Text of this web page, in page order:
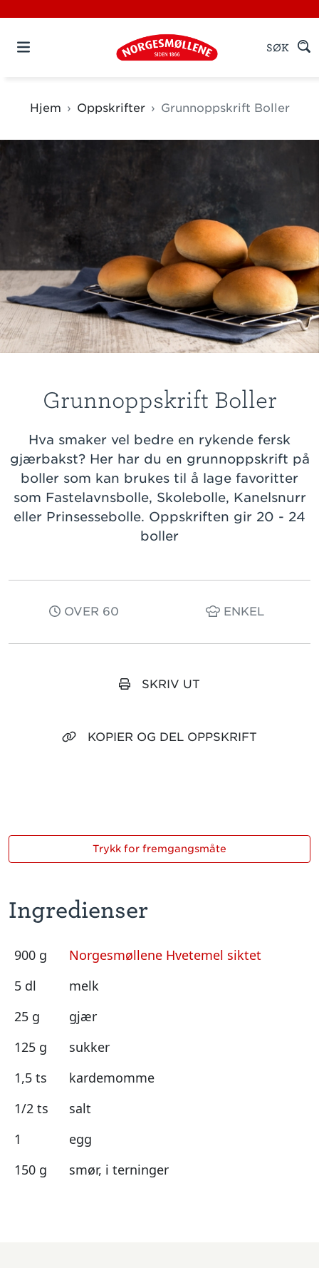
SØK
Hjem Oppskrifter Grunnoppskrift Boller
Grunnoppskrift Boller
Hva smaker vel bedre en rykende fersk
gjærbakst? Her har du en grunnoppskrift på
boller som kan brukes til å lage favoritter
som Fastelavnsbolle, Skolebolle, Kanelsnurr
eller Prinsessebolle. Oppskriften gir 20 - 24
boller
OVER 60 ENKEL
SKRIV UT
KOPIER OG DEL OPPSKRIFT
Ingredienser
900 g
Norgesmøllene Hvetemel siktet
5 dl
melk
25 g
gjær
125 g
sukker
1,5 ts
kardemomme
1/2 ts
salt
1
egg
150 g
smør, i terninger
Trykk for fremgangsmåte